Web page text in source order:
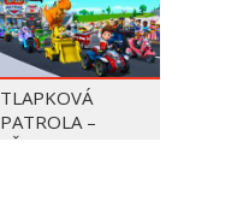
TLAPKOVÁ
PATROLA –
VŠECHNY TLAPKY